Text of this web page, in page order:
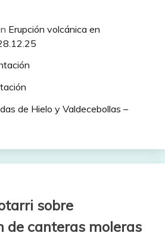
Erupción volcánica en
de Hielo y Valdecebollas –
sobre
de canteras moleras